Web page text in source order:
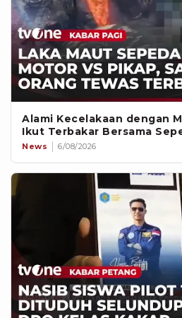
Alami Kecelakaan dengan
Ikut Terbakar Bersama
News 6/08/2026